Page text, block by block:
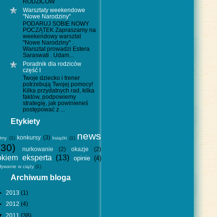
Warsztaty weekendowe
"Nowe Narodziny"
PODARUJ SOBIE NOWY
POCZĄTEK Zapraszamy na
weekendowy warsztat
"Nowe Narodziny" .
Warsztat prowadzi Estera
Saraswati . Udam...
Poradnik dla rodziców
część I
Twoje dziecko i trener
potrzebują Twojej pomocy!
Kilka przydatnych rad, kilka
faktów, podpowiemy
strategię, jak powinieneś
postępować z ...
Etykiety
(1) konkursy (3) książki (1) news
nurkowanie (2) okazje (2)
eksperta (13) opinie (4)
w ciąży (1)
Archiwum bloga
2013 (1)
2012 (4)
2011 (38)